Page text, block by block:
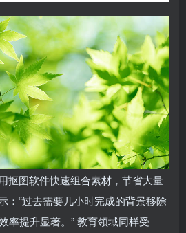
抠图软件快速组合素材，节省大量
：“过去需要几小时完成的背景移除
率提升显著。” 教育领域同样受